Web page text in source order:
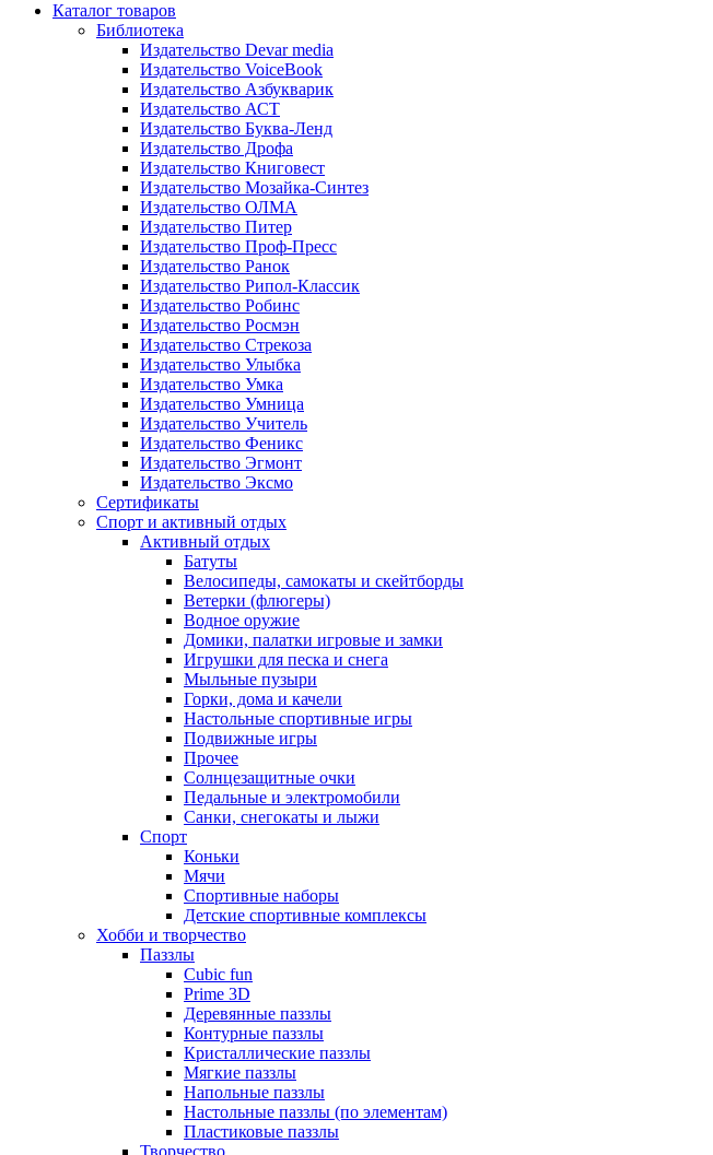
Каталог товаров
Библиотека
Издательство Devar media
Издательство VoiceBook
Издательство Азбукварик
Издательство АСТ
Издательство Буква-Ленд
Издательство Дрофа
Издательство Книговест
Издательство Мозайка-Синтез
Издательство ОЛМА
Издательство Питер
Издательство Проф-Пресс
Издательство Ранок
Издательство Рипол-Классик
Издательство Робинс
Издательство Росмэн
Издательство Стрекоза
Издательство Улыбка
Издательство Умка
Издательство Умница
Издательство Учитель
Издательство Феникс
Издательство Эгмонт
Издательство Эксмо
Сертификаты
Спорт и активный отдых
Активный отдых
Батуты
Велосипеды, самокаты и скейтборды
Ветерки (флюгеры)
Водное оружие
Домики, палатки игровые и замки
Игрушки для песка и снега
Мыльные пузыри
Горки, дома и качели
Настольные спортивные игры
Подвижные игры
Прочее
Солнцезащитные очки
Педальные и электромобили
Санки, снегокаты и лыжи
Спорт
Коньки
Мячи
Спортивные наборы
Детские спортивные комплексы
Хобби и творчество
Паззлы
Cubic fun
Prime 3D
Деревянные паззлы
Контурные паззлы
Кристаллические паззлы
Мягкие паззлы
Напольные паззлы
Настольные паззлы (по элементам)
Пластиковые паззлы
Творчество